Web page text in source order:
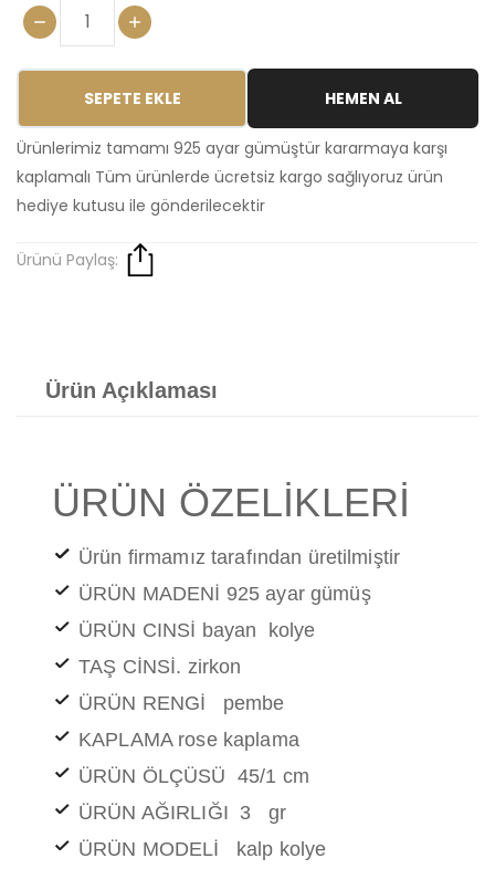
SEPETE EKLE HEMEN AL
Ürünlerimiz tamamı 925 ayar gümüştür kararmaya karşı
kaplamalı Tüm ürünlerde ücretsiz kargo sağlıyoruz ürün
hediye kutusu ile gönderilecektir
Ürünü Paylaş:
Ürün Açıklaması
ÜRÜN ÖZELİKLERİ
Ürün firmamız tarafından üretilmiştir
ÜRÜN MADENİ 925 ayar gümüş
ÜRÜN CINSİ bayan kolye
TAŞ CİNSİ. zirkon
ÜRÜN RENGİ pembe
KAPLAMA rose kaplama
ÜRÜN ÖLÇÜSÜ 45/1 cm
ÜRÜN AĞIRLIĞI 3 gr
ÜRÜN MODELİ kalp kolye